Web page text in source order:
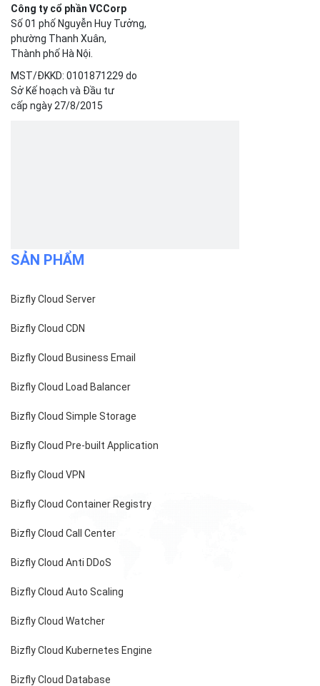
Công ty cổ phần VCCorp
Số 01 phố Nguyễn Huy Tưởng,
phường Thanh Xuân,
Thành phố Hà Nội.
MST/ĐKKD: 0101871229 do
Sở Kế hoạch và Đầu tư
cấp ngày 27/8/2015
SẢN PHẨM
Bizfly Cloud Server
Bizfly Cloud CDN
Bizfly Cloud Business Email
Bizfly Cloud Load Balancer
Bizfly Cloud Simple Storage
Bizfly Cloud Pre-built Application
Bizfly Cloud VPN
Bizfly Cloud Container Registry
Bizfly Cloud Call Center
Bizfly Cloud Anti DDoS
Bizfly Cloud Auto Scaling
Bizfly Cloud Watcher
Bizfly Cloud Kubernetes Engine
Bizfly Cloud Database